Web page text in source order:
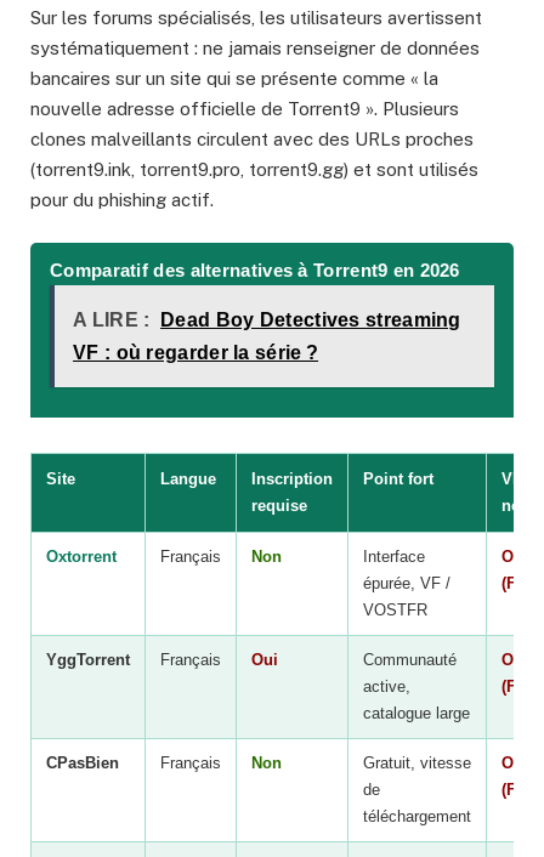
Sur les forums spécialisés, les utilisateurs avertissent
systématiquement : ne jamais renseigner de données
bancaires sur un site qui se présente comme « la
nouvelle adresse officielle de Torrent9 ». Plusieurs
clones malveillants circulent avec des URLs proches
(torrent9.ink, torrent9.pro, torrent9.gg) et sont utilisés
pour du phishing actif.
Comparatif des alternatives à Torrent9 en 2026
A LIRE :
Dead Boy Detectives streaming
VF : où regarder la série ?
Site Langue
Inscription
requise
Point fort
VPN
Oxtorrent Français Non
Interface
épurée, VF /
VOSTFR
Oui
YggTorrent Français Oui
Communauté
active,
catalogue large
Oui
CPasBien Français Non
Gratuit, vitesse
de
téléchargement
Oui